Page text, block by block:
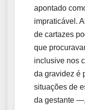
apontado
impraticável.
de cartazes
que
inclusive nos
da gravidez é
situações de
da gestante